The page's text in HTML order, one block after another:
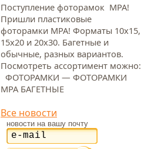
Поступление фоторамок МРА!
Пришли пластиковые
фоторамки МРА! Форматы 10х15,
15х20 и 20х30. Багетные и
обычные, разных вариантов.
Посмотреть ассортимент можно:
ФОТОРАМКИ — ФОТОРАМКИ
МРА БАГЕТНЫЕ
Все новости
новости на вашу почту